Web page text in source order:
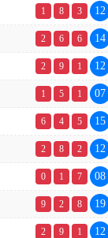
1 8 3 12
2 6 6 14
2 9 1 12
1 5 1 07
6 4 5 15
2 8 2 12
0 1 7 08
9 2 8 19
2 9 1 12